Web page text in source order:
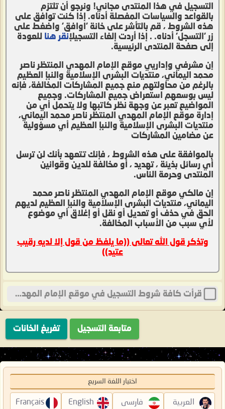
التسجيل في هذا المنتدى مجاني! ونرجو أن تلتزم
بالقواعد والسياسات المفصلة أدناه. إذا كنت توافق على
هذه الشروط ، قم بالتأشر على خانة 'اوافق' واضغط على
زر 'التسجل' أدناه. . إذا أردت إلغاء التسجيلإنقر هنا للعودة
إلى صفحة المنتدى الرئيسية.
إن مشرفي وإداريي موقع الإمام المهدي المنتظر ناصر
محمد اليماني، منتديات البشرى الإسلامية والنبإ العظيم
بالرغم من محاولتهم منع جميع المشاركات المخالفة، فإنه
ليس بوسعهم استعراض جميع المشاركات. وجميع
المواضيع تعبر عن وجهة نظر كاتبها ولا يتحمل أي من
إدارة موقع الإمام المهدي المنتظر ناصر محمد اليماني،
منتديات البشرى الإسلامية والنبإ العظيم أي مسؤولية
عن مضامين المشاركات
بالموافقة على هذه الشروط ، فإنك تتعهد بأنك لن ترسل
أي رسائل بذيئة ، تهديد ، أو مخالفة للدين وقوانين
المنتدى وحرمة الناس.
إن مالكي موقع الإمام المهدي المنتظر ناصر محمد
اليماني، منتديات البشرى الإسلامية والنبإ العظيم لديهم
الحق في حذف أو تعديل أو نقل أو إغلاق أي موضوع
لأي سبب من الأسباب المخالفة.
وتذكر قول الله تعالى ((ما يلفظ من قول إلا لديه رقيب
عتيد))
قرأت كافة شروط التسجيل في موقع الإمام المهدي المنتظر ناصر محمد اليماني، منتديات البشرى الإسلامية والنبإ العظيم ، وأوافق بالإلتزام بما جاء فيها .
اختيار اللغة السريع
العربية فارسی English
Français